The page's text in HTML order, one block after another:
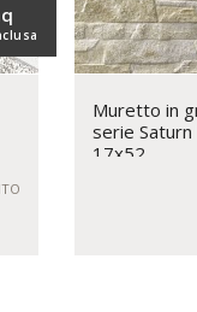
Muretto in
serie Saturn
17x52